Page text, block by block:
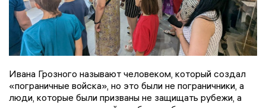
Ивана Грозного называют человеком, который создал
«пограничные войска», но это были не пограничники, а
люди, которые были призваны не защищать рубежи, а